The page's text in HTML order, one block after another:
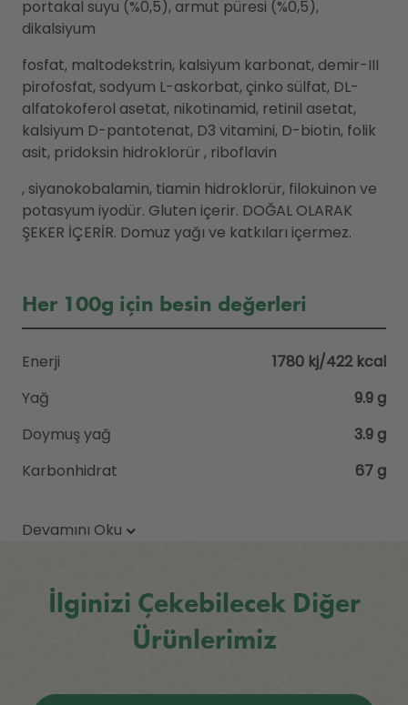
portakal suyu (%0,5), armut püresi (%0,5),
dikalsiyum
fosfat, maltodekstrin, kalsiyum karbonat, demir-III
pirofosfat, sodyum L-askorbat, çinko sülfat, DL-
alfatokoferol asetat, nikotinamid, retinil asetat,
kalsiyum D-pantotenat, D3 vitamini, D-biotin, folik
asit, pridoksin hidroklorür , riboflavin
, siyanokobalamin, tiamin hidroklorür, filokuinon ve
potasyum iyodür. Gluten içerir. DOĞAL OLARAK
ŞEKER İÇERİR. Domuz yağı ve katkıları içermez.
Her 100g için besin değerleri
Enerji
1780 kj/422 kcal
Yağ
9.9 g
Doymuş yağ
3.9 g
Karbonhidrat
67 g
Devamını Oku
İlginizi Çekebilecek Diğer
Ürünlerimiz